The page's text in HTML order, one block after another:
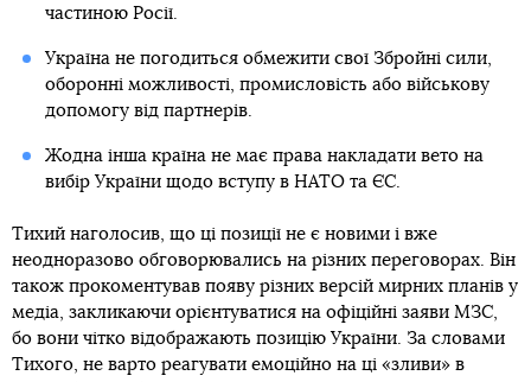
частиною Росії.
Україна не погодиться обмежити свої Збройні сили,
оборонні можливості, промисловість або військову
допомогу від партнерів.
Жодна інша країна не має права накладати вето на
вибір України щодо вступу в НАТО та ЄС.
Тихий наголосив, що ці позиції не є новими і вже
неодноразово обговорювались на різних переговорах. Він
також прокоментував появу різних версій мирних планів у
медіа, закликаючи орієнтуватися на офіційні заяви МЗС,
бо вони чітко відображають позицію України. За словами
Тихого, не варто реагувати емоційно на ці «зливи» в